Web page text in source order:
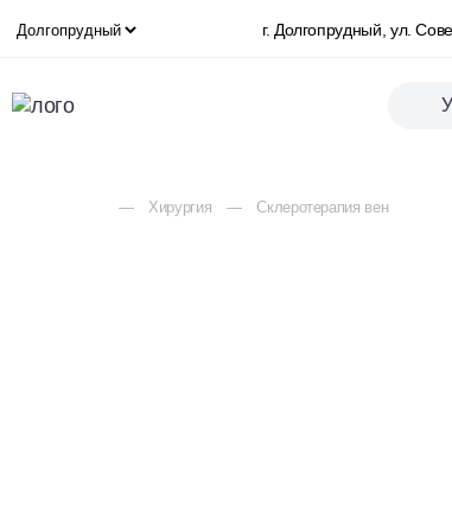
г. Долгопрудный, ул.
Хирургия Склеротерапия вен